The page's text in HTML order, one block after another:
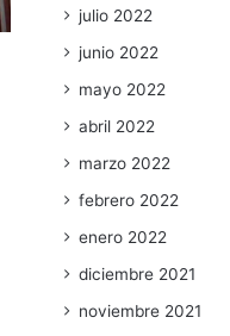
julio 2022
junio 2022
mayo 2022
abril 2022
marzo 2022
febrero 2022
enero 2022
diciembre 2021
noviembre 2021